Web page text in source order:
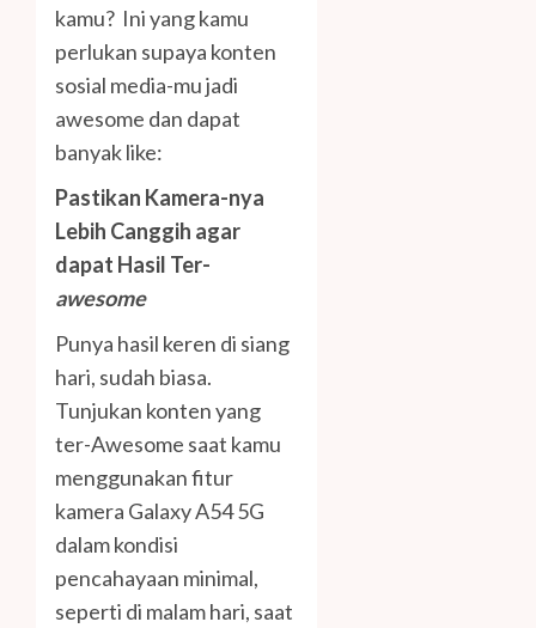
kamu? Ini yang kamu
perlukan supaya konten
sosial media-mu jadi
awesome dan dapat
banyak like:
Pastikan Kamera-nya
Lebih Canggih agar
dapat Hasil Ter-
awesome
Punya hasil keren di siang
hari, sudah biasa.
Tunjukan konten yang
ter-Awesome saat kamu
menggunakan fitur
kamera Galaxy A54 5G
dalam kondisi
pencahayaan minimal,
seperti di malam hari, saat